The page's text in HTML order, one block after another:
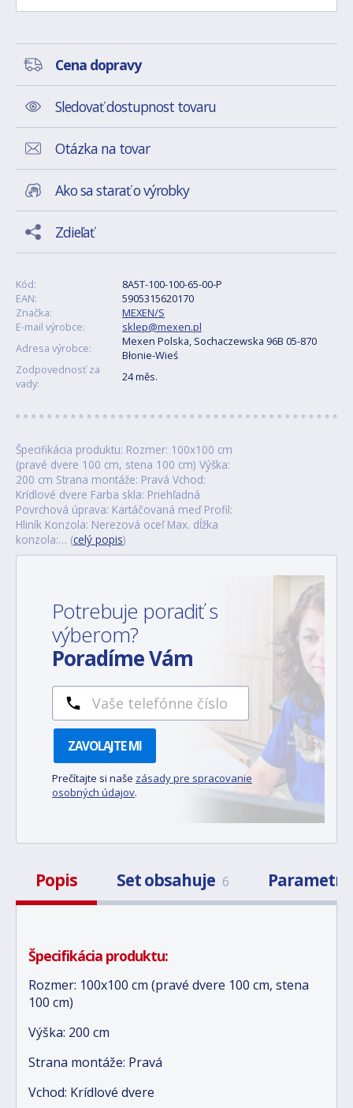
Cena dopravy
Sledovať dostupnost tovaru
Otázka na tovar
Ako sa starať o výrobky
Zdieľať
Kód:
8A5T-100-100-65-00-P
EAN:
5905315620170
Značka:
MEXEN/S
E-mail výrobce:
sklep@mexen.pl
Adresa výrobce:
Mexen Polska, Sochaczewska 96B 05-870
Błonie-Wieś
Zodpovednosť za
vady:
24 měs.
Špecifikácia produktu: Rozmer: 100x100 cm
(pravé dvere 100 cm, stena 100 cm) Výška:
200 cm Strana montáže: Pravá Vchod:
Krídlové dvere Farba skla: Priehľadná
Povrchová úprava: Kartáčovaná meď Profil:
Hliník Konzola: Nerezová oceľ Max. dĺžka
konzola:… (celý popis)
Potrebuje poradiť s
výberom?
Poradíme Vám
ZAVOLAJTE MI
Prečítajte si naše zásady pre spracovanie
osobných údajov.
Popis Set obsahuje 6 Parametre
Špecifikácia produktu:
Rozmer: 100x100 cm (pravé dvere 100 cm, stena
100 cm)
Výška: 200 cm
Strana montáže: Pravá
Vchod: Krídlové dvere